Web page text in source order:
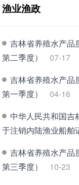
渔业渔政
吉林省养殖水产品
第二季度）
07-17
吉林省养殖水产品
第一季度）
04-16
中华人民共和国吉
于注销内陆渔业船舶
吉林省养殖水产品
第三季度）
10-23